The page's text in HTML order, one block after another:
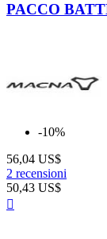
PACCO
-10%
56,04 US$
2 recensioni
50,43 US$
